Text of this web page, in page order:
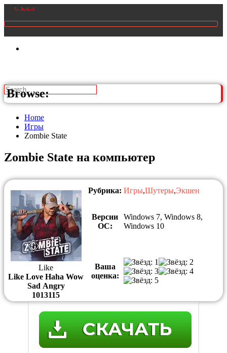
Browse:
Home
Игры
Zombie State
Zombie State на компьютер
Like
Like Love Haha Wow
Sad Angry
1013115
Рубрика: Игры,Шутеры,Экшен
Версии
ОС:
Windows 7, Windows 8,
Windows 10
Ваша
оценка: